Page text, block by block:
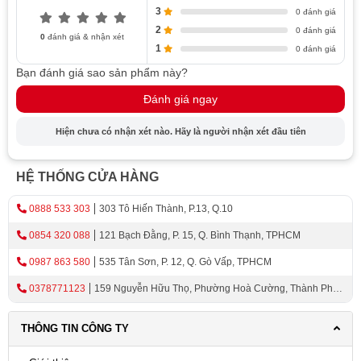
0đánh giá & nhận xét
3 0 đánh giá
2 0 đánh giá
1 0 đánh giá
Bạn đánh giá sao sản phẩm này?
Đánh giá ngay
Hiện chưa có nhận xét nào. Hãy là người nhận xét đầu tiên
HỆ THỐNG CỬA HÀNG
0888 533 303 303 Tô Hiến Thành, P.13, Q.10
0854 320 088 121 Bạch Đằng, P. 15, Q. Bình Thạnh, TPHCM
0987 863 580 535 Tân Sơn, P. 12, Q. Gò Vấp, TPHCM
0378771123
159 Nguyễn Hữu Thọ, Phường Hoà Cường, Thành Phố
THÔNG TIN CÔNG TY